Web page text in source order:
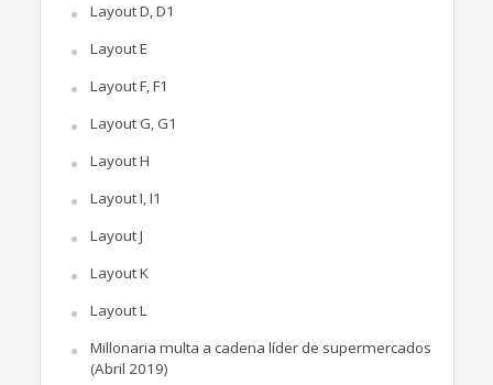
Layout D, D1
Layout E
Layout F, F1
Layout G, G1
Layout H
Layout I, I1
Layout J
Layout K
Layout L
Millonaria multa a cadena líder de supermercados
(Abril 2019)